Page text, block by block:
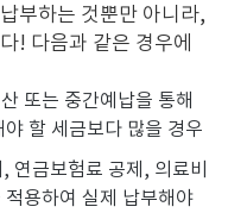
부하는 것뿐만 아니라,
! 다음과 같은 경우에
또는 중간예납을 통해
할 세금보다 많을 경우
, 연금보험료 공제, 의료비
용하여 실제 납부해야